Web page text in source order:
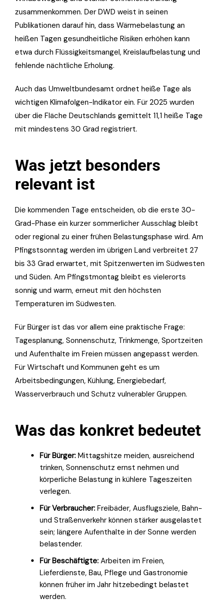
zusammenkommen. Der DWD weist in seinen
Publikationen darauf hin, dass Wärmebelastung an
heißen Tagen gesundheitliche Risiken erhöhen kann
etwa durch Flüssigkeitsmangel, Kreislaufbelastung und
fehlende nächtliche Erholung.
Auch das Umweltbundesamt ordnet heiße Tage als
wichtigen Klimafolgen-Indikator ein. Für 2025 wurden
über die Fläche Deutschlands gemittelt 11,1 heiße Tage
mit mindestens 30 Grad registriert.
Was jetzt besonders
relevant ist
Die kommenden Tage entscheiden, ob die erste 30-
Grad-Phase ein kurzer sommerlicher Ausschlag bleibt
oder regional zu einer frühen Belastungsphase wird. Am
Pfingstsonntag werden im übrigen Land verbreitet 27
bis 33 Grad erwartet, mit Spitzenwerten im Südwesten
und Süden. Am Pfingstmontag bleibt es vielerorts
sonnig und warm, erneut mit den höchsten
Temperaturen im Südwesten.
Für Bürger ist das vor allem eine praktische Frage:
Tagesplanung, Sonnenschutz, Trinkmenge, Sportzeiten
und Aufenthalte im Freien müssen angepasst werden.
Für Wirtschaft und Kommunen geht es um
Arbeitsbedingungen, Kühlung, Energiebedarf,
Wasserverbrauch und Schutz vulnerabler Gruppen.
Was das konkret bedeutet
Für Bürger: Mittagshitze meiden, ausreichend
trinken, Sonnenschutz ernst nehmen und
körperliche Belastung in kühlere Tageszeiten
verlegen.
Für Verbraucher: Freibäder, Ausflugsziele, Bahn-
und Straßenverkehr können stärker ausgelastet
sein; längere Aufenthalte in der Sonne werden
belastender.
Für Beschäftigte: Arbeiten im Freien,
Lieferdienste, Bau, Pflege und Gastronomie
können früher im Jahr hitzebedingt belastet
werden.